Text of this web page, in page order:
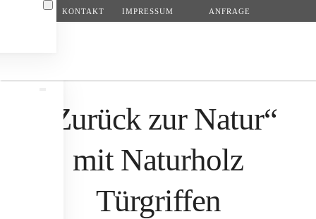
„Zurück zur Natur“
mit Naturholz
Türgriffen
KONTAKT IMPRESSUM ANFRAGE